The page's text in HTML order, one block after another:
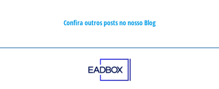
Confira outros posts no nosso Blog